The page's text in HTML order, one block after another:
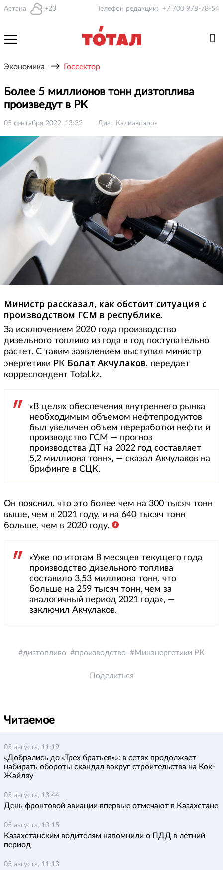
Астана +23 Телефон редакции: +7 700 978-78-54
Экономика → Госсектор
Более 5 миллионов тонн дизтоплива
произведут в РК
05 сентября 2022, 13:32 Диас Калиакпаров
Министр рассказал, как обстоит ситуация с
производством ГСМ в республике.
За исключением 2020 года производство
дизельного топливо из года в год поступательно
растет. С таким заявлением выступил министр
энергетики РК Болат Акчулаков, передает
корреспондент Total.kz.
«В целях обеспечения внутреннего рынка
необходимым объемом нефтепродуктов
был увеличен объем переработки нефти и
производство ГСМ — прогноз
производства ДТ на 2022 год составляет
5,2 миллиона тонн», — сказал Акчулаков на
брифинге в СЦК.
Он пояснил, что это более чем на 300 тысяч тонн
выше, чем в 2021 году, и на 640 тысяч тонн
больше, чем в 2020 году.
«Уже по итогам 8 месяцев текущего года
производство дизельного топлива
составило 3,53 миллиона тонн, что
больше на 259 тысяч тонн, чем за
аналогичный период 2021 года», —
заключил Акчулаков.
дизтопливо производство Минэнергетики РК
Поделиться
Читаемое
05 августа, 11:19
«Добрались до «Трех братьев»»: в сетях продолжает
набирать обороты скандал вокруг строительства на Кок-
Жайляу
05 августа, 13:44
День фронтовой авиации впервые отмечают в Казахстане
05 августа, 10:15
Казахстанским водителям напомнили о ПДД в летний
период
05 августа, 11:13